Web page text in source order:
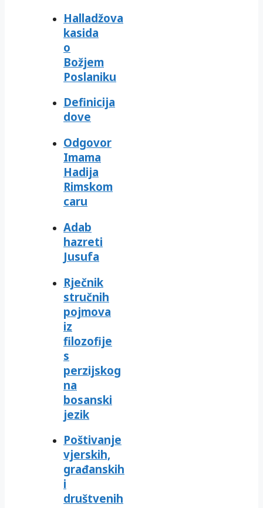
Halladžova
kasida
o
Božjem
Poslaniku
Definicija
dove
Odgovor
Imama
Hadija
Rimskom
caru
Adab
hazreti
Jusufa
Rječnik
stručnih
pojmova
iz
filozofije
s
perzijskog
na
bosanski
jezik
Poštivanje
vjerskih,
građanskih
i
društvenih